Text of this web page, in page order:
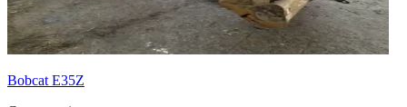
Bobcat E35Z